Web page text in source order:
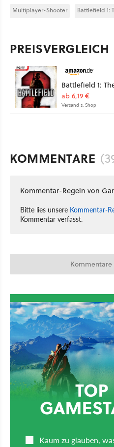
Multiplayer-Shooter Battlefield 1:
PREISVERGLEICH
Battlefield 1:
ab 6,19 €
Versand s. Shop
KOMMENTARE
Kommentar-Regeln von
Bitte lies unsere Kommentar-
Kommentar verfasst.